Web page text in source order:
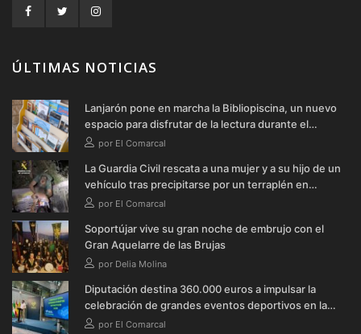
ÚLTIMAS NOTICIAS
Lanjarón pone en marcha la Bibliopiscina, un nuevo
espacio para disfrutar de la lectura durante el
verano
por El Comarcal
La Guardia Civil rescata a una mujer y a su hijo de un
vehículo tras precipitarse por un terraplén en
Soportújar
por El Comarcal
Soportújar vive su gran noche de embrujo con el
Gran Aquelarre de las Brujas
por Delia Molina
Diputación destina 360.000 euros a impulsar la
celebración de grandes eventos deportivos en la
provincia durante 2026
por El Comarcal